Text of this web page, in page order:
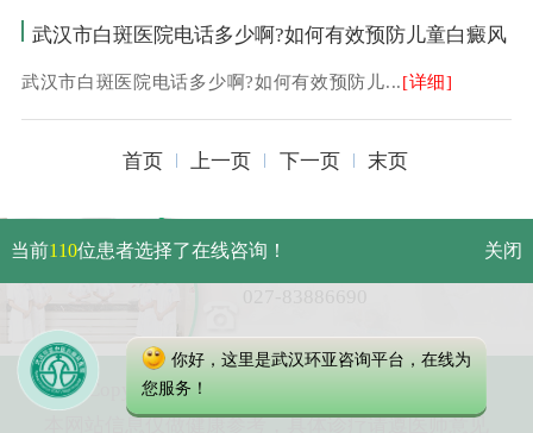
武汉市白斑医院电话多少啊?如何有效预防儿童白癜风
武汉市白斑医院电话多少啊?如何有效预防儿...[详细]
首页 上一页 下一页 末页
武汉市硚口区解放大道479号
免费电话：
Copyright 2023 武汉环亚中医白癜风医院
本网站信息仅做健康参考，具体诊疗请遵医师意见
当前110位患者选择了在线咨询！ 关闭
你好，这里是武汉环亚咨询平台，在线为
您服务！